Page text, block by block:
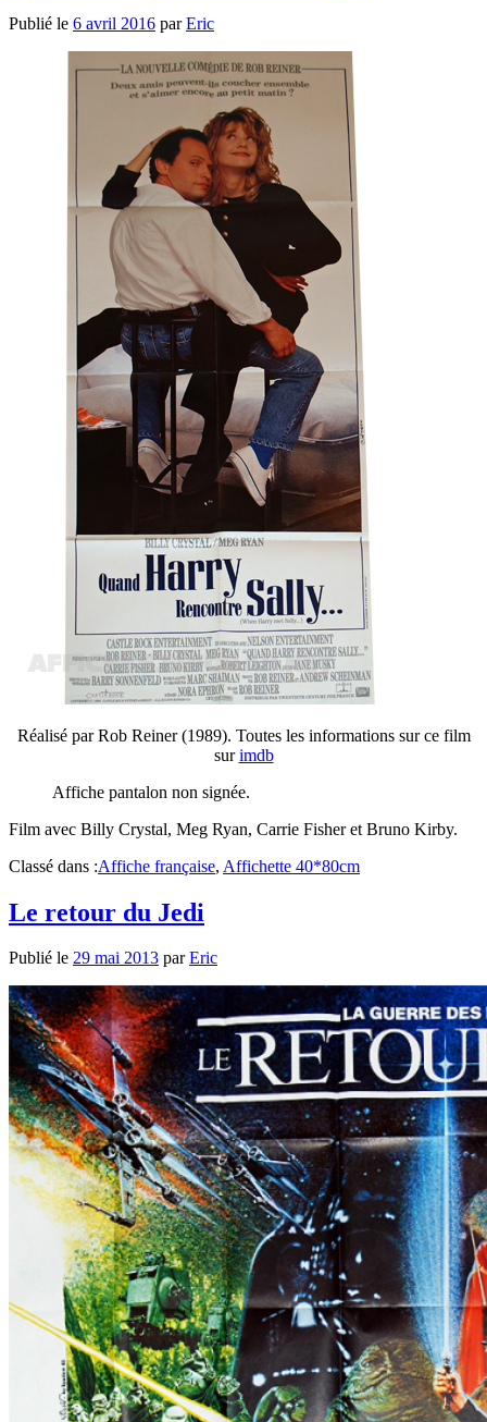
Publié le 6 avril 2016 parEric
Réalisé par Rob Reiner (1989). Toutes les informations sur ce film
surimdb
Affiche pantalon non signée.
Film avec Billy Crystal, Meg Ryan, Carrie Fisher et Bruno Kirby.
Classé dans :Affiche française, Affichette 40*80cm
Le retour du Jedi
Publié le 29 mai 2013 parEric